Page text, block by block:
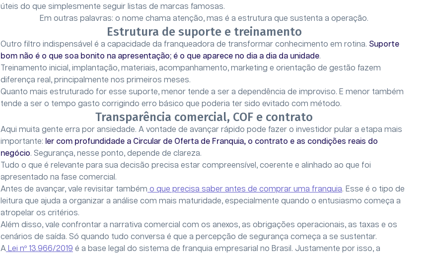
úteis do que simplesmente seguir listas de marcas famosas.
Em outras palavras: o nome chama atenção, mas é a estrutura que sustenta a operação.
Estrutura de suporte e treinamento
Outro filtro indispensável é a capacidade da franqueadora de transformar conhecimento em rotina. Suporte
bom não é o que soa bonito na apresentação; é o que aparece no dia a dia da unidade.
Treinamento inicial, implantação, materiais, acompanhamento, marketing e orientação de gestão fazem
diferença real, principalmente nos primeiros meses.
Quanto mais estruturado for esse suporte, menor tende a ser a dependência de improviso. E menor também
tende a ser o tempo gasto corrigindo erro básico que poderia ter sido evitado com método.
Transparência comercial, COF e contrato
Aqui muita gente erra por ansiedade. A vontade de avançar rápido pode fazer o investidor pular a etapa mais
importante: ler com profundidade a Circular de Oferta de Franquia, o contrato e as condições reais do
negócio. Segurança, nesse ponto, depende de clareza.
Tudo o que é relevante para sua decisão precisa estar compreensível, coerente e alinhado ao que foi
apresentado na fase comercial.
Antes de avançar, vale revisitar também o que precisa saber antes de comprar uma franquia. Esse é o tipo de
leitura que ajuda a organizar a análise com mais maturidade, especialmente quando o entusiasmo começa a
atropelar os critérios.
Além disso, vale confrontar a narrativa comercial com os anexos, as obrigações operacionais, as taxas e os
cenários de saída. Só quando tudo conversa é que a percepção de segurança começa a se sustentar.
A Lei nº 13.966/2019 é a base legal do sistema de franquia empresarial no Brasil. Justamente por isso, a